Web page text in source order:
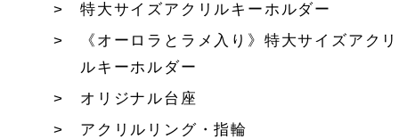
特大サイズアクリルキーホルダー
《オーロラとラメ入り》特大サイズアクリ
ルキーホルダー
オリジナル台座
アクリルリング・指輪